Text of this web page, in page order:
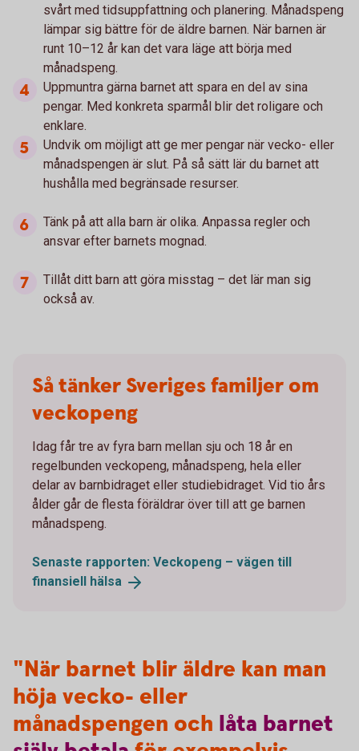
svårt med tidsuppfattning och planering. Månadspeng
lämpar sig bättre för de äldre barnen. När barnen är
runt 10–12 år kan det vara läge att börja med
månadspeng.
Uppmuntra gärna barnet att spara en del av sina
pengar. Med konkreta sparmål blir det roligare och
enklare.
Undvik om möjligt att ge mer pengar när vecko- eller
månadspengen är slut. På så sätt lär du barnet att
hushålla med begränsade resurser.
Tänk på att alla barn är olika. Anpassa regler och
ansvar efter barnets mognad.
Tillåt ditt barn att göra misstag – det lär man sig
också av.
Så tänker Sveriges familjer om
veckopeng
Idag får tre av fyra barn mellan sju och 18 år en
regelbunden veckopeng, månadspeng, hela eller
delar av barnbidraget eller studiebidraget. Vid tio års
ålder går de flesta föräldrar över till att ge barnen
månadspeng.
Senaste rapporten: Veckopeng – vägen till
finansiell hälsa
"När barnet blir äldre kan man
höja vecko- eller
månadspengen och låta barnet